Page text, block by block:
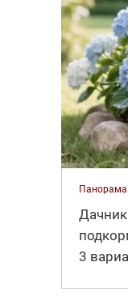
Панорама
3